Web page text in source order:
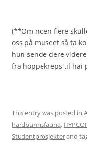
(**Om noen flere
oss på museet så ta
hun sende dere
fra hoppekreps til hai
This entry was posted in
hardbunnsfauna,
Studentprosjekterand